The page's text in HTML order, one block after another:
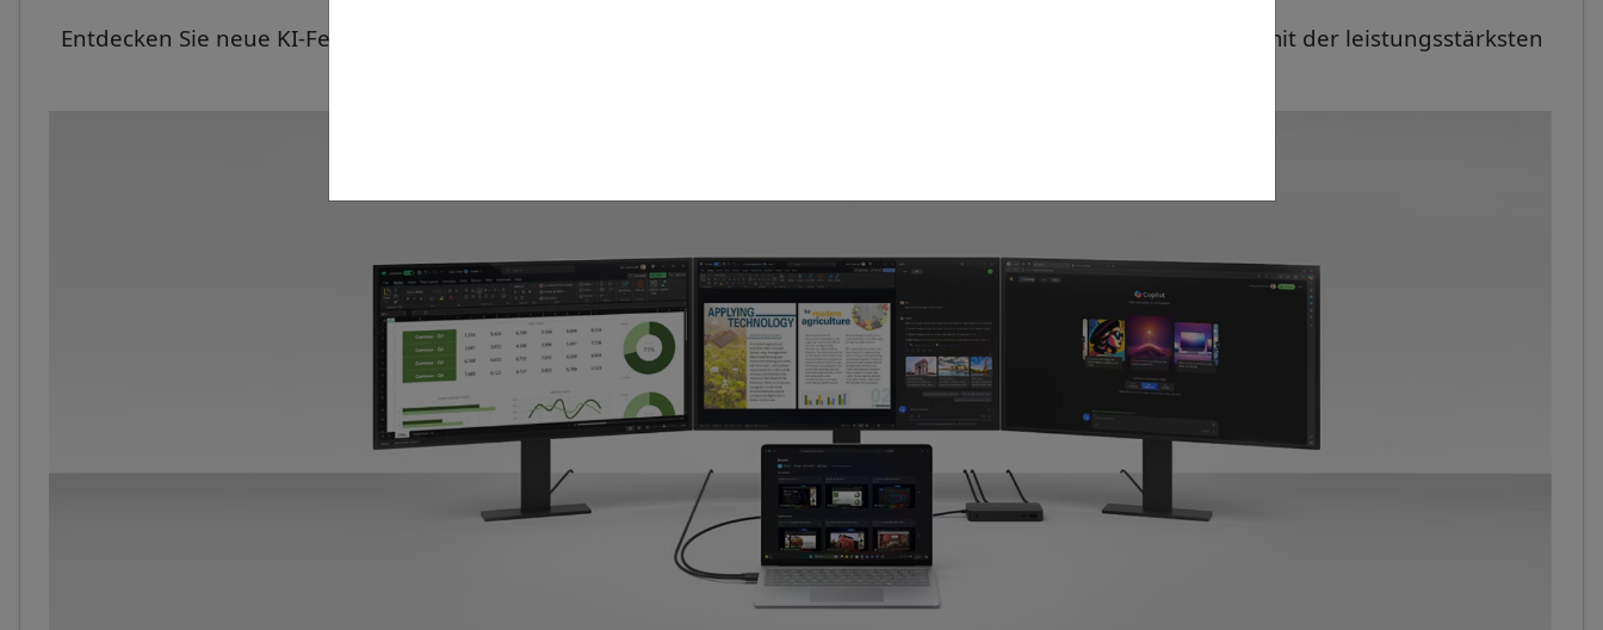
Entdecken Sie neue KI-Features mit dem schlanken Surface Laptop, 7. Edition, und steigern Sie die Performance mit der leistungsstärksten